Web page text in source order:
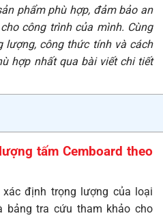
phẩm phù hợp, đảm bảo an
công trình của mình. Cùng
lượng, công thức tính và cách
hợp nhất qua bài viết chi tiết
tấm Cemboard theo
định trọng lượng của loại
bảng tra cứu tham khảo cho